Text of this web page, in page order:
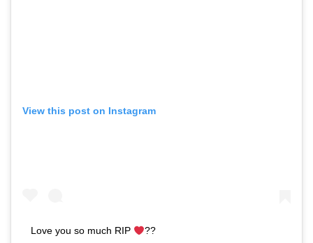
View this post on Instagram
Love you so much RIP
??